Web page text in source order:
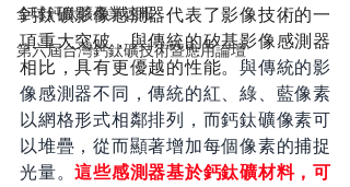
全球鈣鈦礦產業速報
第六屆台灣鈣鈦礦技術暨應用論壇
鈣鈦礦影像感測器代表了影像技術的一
項重大突破，與傳統的矽基影像感測器
相比，具有更優越的性能。 與傳統的影
像感測器不同，傳統的紅、綠、藍像素
以網格形式相鄰排列，而鈣鈦礦像素可
以堆疊，從而顯著增加每個像素的捕捉
光量。這些感測器基於鈣鈦礦材料，可